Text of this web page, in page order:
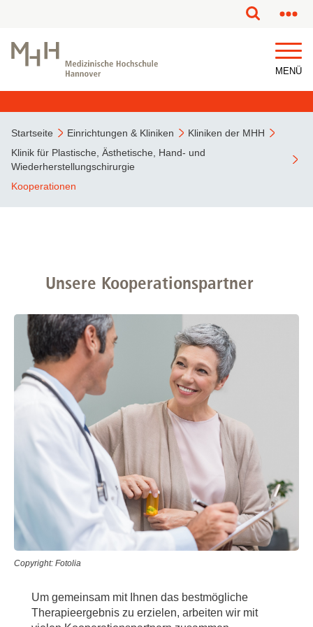
MENÜ
Startseite Einrichtungen & Kliniken
Kliniken der MHH
Klinik für Plastische, Ästhetische, Hand- und
Wiederherstellungschirurgie
Kooperationen
Unsere Kooperationspartner
Copyright: Fotolia
Um gemeinsam mit Ihnen das bestmögliche
Therapieergebnis zu erzielen, arbeiten wir mit